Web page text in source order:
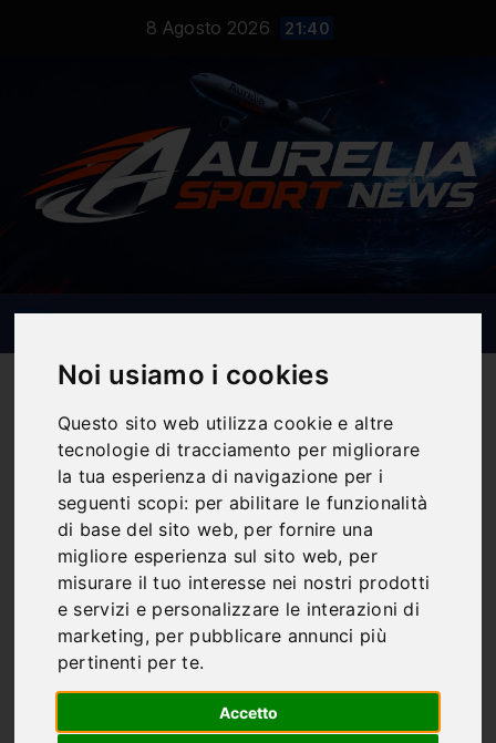
Noi usiamo i cookies
Questo sito web utilizza cookie e altre
tecnologie di tracciamento per migliorare
la tua esperienza di navigazione per i
seguenti scopi: per abilitare le funzionalità
di base del sito web, per fornire una
migliore esperienza sul sito web, per
misurare il tuo interesse nei nostri prodotti
e servizi e personalizzare le interazioni di
marketing, per pubblicare annunci più
pertinenti per te.
Accetto
8 Agosto 2026 21:40
Cibo Sano
Alcol e dimagrimento:
come l’aperitivo può
frenare la perdita di
grasso